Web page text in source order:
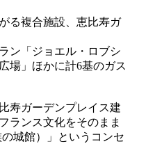
る複合施設、恵比寿ガ
ン「ジョエル・ロブシ
場」ほかに計6基のガス
寿ガーデンプレイス建
ランス文化をそのまま
城館）」というコンセ